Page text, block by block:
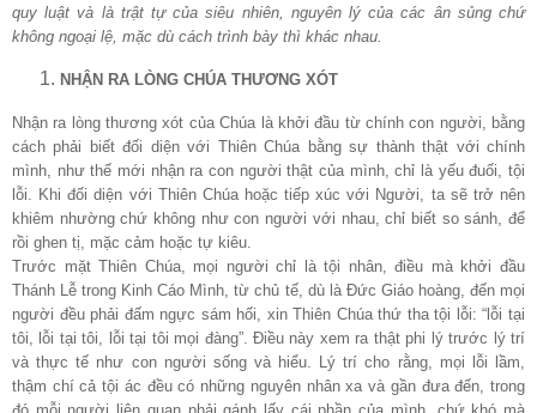
quy luật và là trật tự của siêu nhiên, nguyên lý của các ân sủng chứ
không ngoại lệ, mặc dù cách trình bày thì khác nhau.
NHẬN RA LÒNG CHÚA THƯƠNG XÓT
Nhận ra lòng thương xót của Chúa là khởi đầu từ chính con người, bằng
cách phải biết đối diện với Thiên Chúa bằng sự thành thật với chính
mình, như thế mới nhận ra con người thật của mình, chỉ là yếu đuối, tội
lỗi. Khi đối diện với Thiên Chúa hoặc tiếp xúc với Người, ta sẽ trở nên
khiêm nhường chứ không như con người với nhau, chỉ biết so sánh, để
rồi ghen tị, mặc cảm hoặc tự kiêu.
Trước mặt Thiên Chúa, mọi người chỉ là tội nhân, điều mà khởi đầu
Thánh Lễ trong Kinh Cáo Mình, từ chủ tế, dù là Đức Giáo hoàng, đến mọi
người đều phải đấm ngực sám hối, xin Thiên Chúa thứ tha tội lỗi: “lỗi tại
tôi, lỗi tại tôi, lỗi tại tôi mọi đàng”. Điều này xem ra thật phi lý trước lý trí
và thực tế như con người sống và hiểu. Lý trí cho rằng, mọi lỗi lầm,
thậm chí cả tội ác đều có những nguyên nhân xa và gần đưa đến, trong